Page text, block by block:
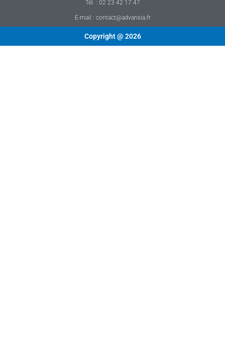
Tél. : 02 23 42 17 47
E-mail : contact@advanxia.fr
Copyright @ 2026